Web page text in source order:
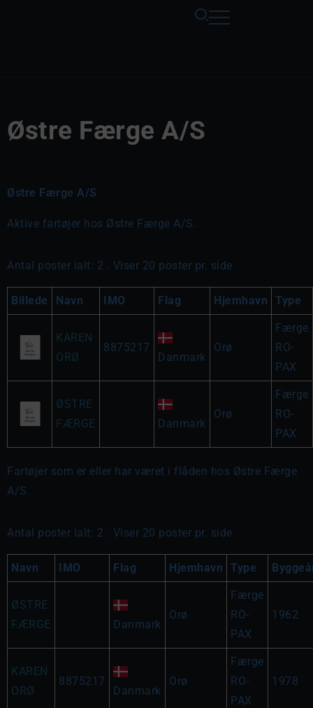
Østre Færge A/S
Østre Færge A/S
Aktive fartøjer hos Østre Færge A/S.
Antal poster ialt: 2 . Viser 20 poster pr. side
Billede Navn IMO Flag Hjemhavn Type
KAREN
ORØ
8875217
Danmark
Orø
Færge
RO-
PAX
ØSTRE
FÆRGE
Danmark
Orø
Færge
RO-
PAX
Fartøjer som er eller har været i flåden hos Østre Færge
A/S.
Antal poster ialt: 2 . Viser 20 poster pr. side
Navn IMO Flag Hjemhavn Type
ØSTRE
FÆRGE
Danmark
Orø
Færge
RO-
PAX
1962
KAREN
ORØ
8875217
Danmark
Orø
Færge
RO-
PAX
1978